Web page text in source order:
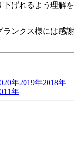
下げれるよう理解を
ランクス様には感謝
年2019年2018年
年